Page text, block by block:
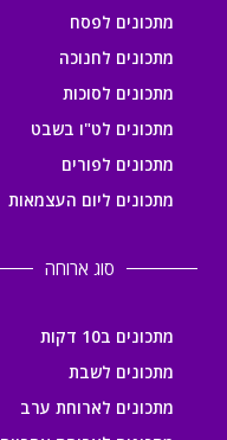
מתכונים לפסח
מתכונים לחנוכה
מתכונים לסוכות
מתכונים לט"ו בשבט
מתכונים לפורים
מתכונים ליום העצמאות
סוג ארוחה
מתכונים ב10 דקות
מתכונים לשבת
מתכונים לארוחת ערב